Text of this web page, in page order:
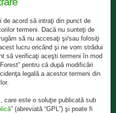
de acord să intraţi din punct de
termeni. Dacă nu sunteţi de
să nu accesaţi şi/sau folosiţi
lucru oricând şi ne vom strădui
să verificaţi aceşti termeni în mod
pentru că după modificări
legală a acestor termeni din
care este o soluţie publicată sub
” (abreviată “GPL”) şi poate fi